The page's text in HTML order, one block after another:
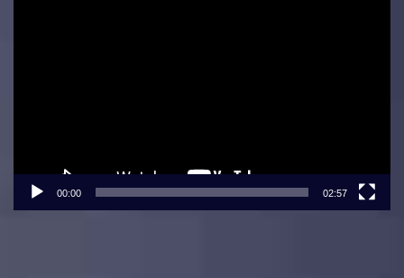
00:00 02:57